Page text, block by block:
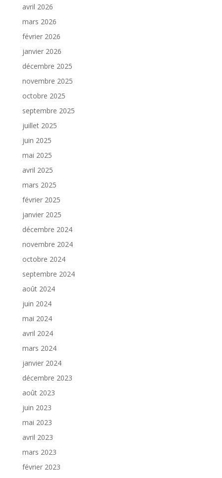
avril 2026
mars 2026
février 2026
janvier 2026
décembre 2025
novembre 2025
octobre 2025
septembre 2025
juillet 2025
juin 2025
mai 2025
avril 2025
mars 2025
février 2025
janvier 2025
décembre 2024
novembre 2024
octobre 2024
septembre 2024
août 2024
juin 2024
mai 2024
avril 2024
mars 2024
janvier 2024
décembre 2023
août 2023
juin 2023
mai 2023
avril 2023
mars 2023
février 2023